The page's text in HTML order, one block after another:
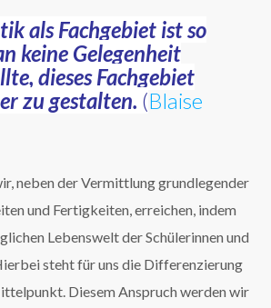
als Fachgebiet ist so
keine Gelegenheit
dieses Fachgebiet
zu gestalten. (Blaise
neben der Vermittlung grundlegender
und Fertigkeiten, erreichen, indem
Lebenswelt der Schülerinnen und
steht für uns die Differenzierung
Diesem Anspruch werden wir